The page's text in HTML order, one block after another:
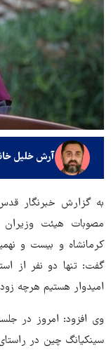
آرش خلیل
به گزارش خبرنگار
مصوبات هیئت وزیران
کرمانشاه و بیست و
گفت: تنها دو نفر از
امیدوار هستیم هرچه
وی افزود: امروز در
سینکیانگ چین در